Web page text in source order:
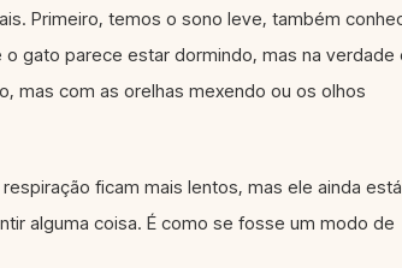
Primeiro, temos o sono leve, também
o gato parece estar dormindo, mas na verdade
mas com as orelhas mexendo ou os olhos
ficam mais lentos, mas ele ainda está
alguma coisa. É como se fosse um modo de